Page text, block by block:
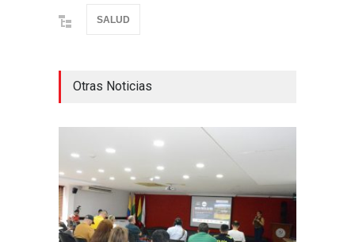
SALUD
Otras Noticias